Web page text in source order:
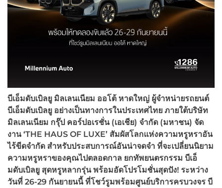
บีเอ็มดับเบิลยู มิลเลนเนียม ออโต้ หาดใหญ่ ผู้จำหน่ายรถยนต์
บีเอ็มดับเบิลยู อย่างเป็นทางการในประเทศไทย ภายใต้บริษัท
มิลเลนเนียม กรุ๊ป คอร์ปอเรชั่น (เอเชีย) จำกัด (มหาชน) จัด
งาน‘THE HAUS OF LUXE’ สัมผัสโลกแห่งความหรูหราอัน
ไร้ขีดจำกัด สำหรับประสบการณ์อันน่าจดจำ ที่จะเปลี่ยนนิยาม
ความหรูหราของคุณไปตลอดกาล ยกทัพยนตรกรรม บีเอ็
มดับเบิลยู สุดหรูหลากรุ่นพร้อมอัดโปรโมชั่นสุดปัง! ระหว่าง
วันที่ 26-29 กันยายนนี้ ที่โชว์รูมพร้อมศูนย์บริการครบวงจร บี